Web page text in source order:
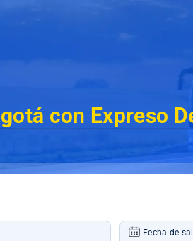
con Expreso
Fecha de